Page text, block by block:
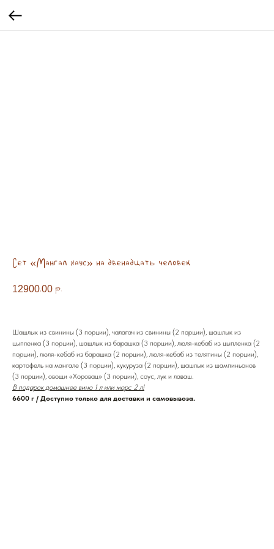
Сет «Мангал хаус» на двенадцать человек
12900,00 р.
Шашлык из свинины (3 порции), чалагач из свинины (2 порции), шашлык из
цыпленка (3 порции), шашлык из барашка (3 порции), люля-кебаб из цыпленка (2
порции), люля-кебаб из барашка (2 порции), люля-кебаб из телятины (2 порции),
картофель на мангале (3 порции), кукуруза (2 порции), шашлык из шампиньонов
(3 порции), овощи «Хоровац» (3 порции), соус, лук и лаваш.
В подарок домашнее вино 1 л или морс 2 л!
6600 г / Доступно только для доставки и самовывоза.